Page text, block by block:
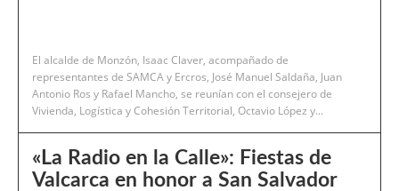
El alcalde de Monzón, Isaac Claver, acompañado de
representantes de SAMCA y Ercros, José Manuel Saldaña, Juan
Antonio Ros y Rafael Mancho, se reunían con el consejero de
Vivienda, Logística y Cohesión Territorial, Octavio López y...
«La Radio en la Calle»: Fiestas de
Valcarca en honor a San Salvador